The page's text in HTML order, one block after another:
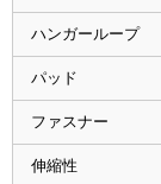
ハンガーループ
パッド
ファスナー
伸縮性